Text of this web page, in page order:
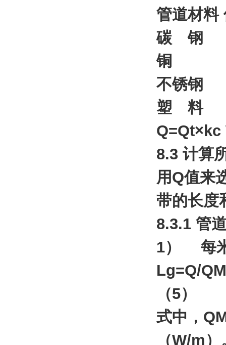
管道材料
不
8.3 计算
用Q值来
带的长度
8.3.1 管
1） 每米
（5）
式中，
（W/m）